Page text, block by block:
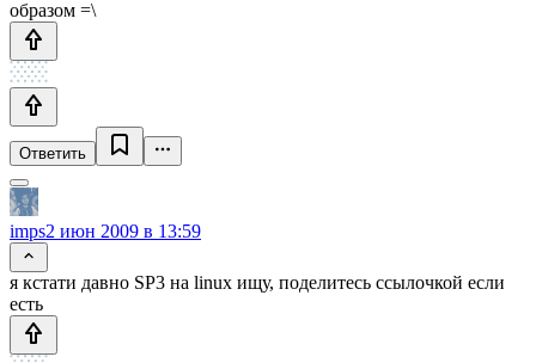
образом =\
Ответить
imps2 июн 2009 в 13:59
я кстати давно SP3 на linux ищу, поделитесь ссылочкой если
есть